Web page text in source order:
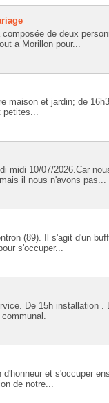
de deux
a Morillon pour...
maison et jardin; de
petites...
midi 10/07/2026.Car
il nous n'avons pas...
(89). Il s'agit d'un
s'occuper...
De 15h installation .
et s'occuper
de notre...